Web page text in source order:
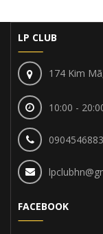
LP CLUB
174 Kim
10:00 -
0904546883
FACEBOOK